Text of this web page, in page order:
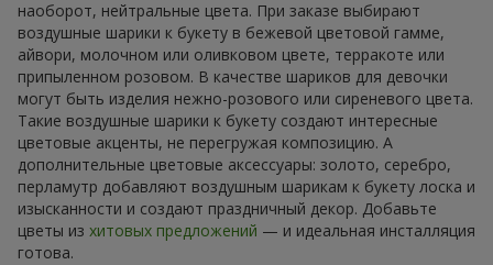
наоборот, нейтральные цвета. При заказе выбирают
воздушные шарики к букету в бежевой цветовой гамме,
айвори, молочном или оливковом цвете, терракоте или
припыленном розовом. В качестве шариков для девочки
могут быть изделия нежно-розового или сиреневого цвета.
Такие воздушные шарики к букету создают интересные
цветовые акценты, не перегружая композицию. А
дополнительные цветовые аксессуары: золото, серебро,
перламутр добавляют воздушным шарикам к букету лоска и
изысканности и создают праздничный декор. Добавьте
цветы из хитовых предложений — и идеальная инсталляция
готова.